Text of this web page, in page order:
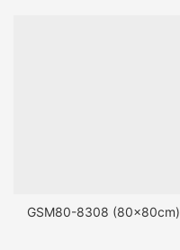
GSM80-8308 (80x80cm)